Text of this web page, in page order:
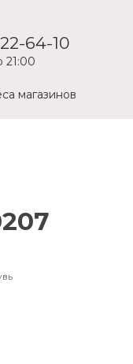
64-10
21:00
магазинов